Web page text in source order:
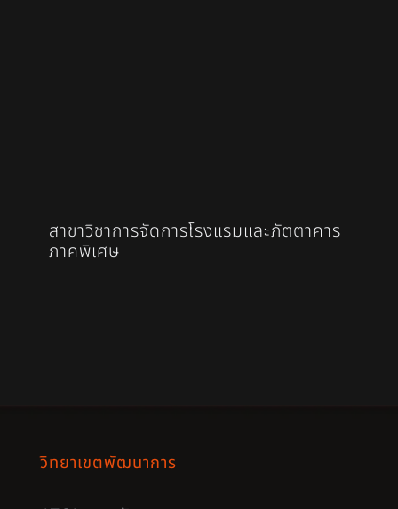
สาขาวิชาการจัดการโรงแรมและภัตตาคาร
ภาคพิเศษ
วิทยาเขตพัฒนาการ